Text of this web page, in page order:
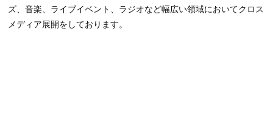
ズ、音楽、ライブイベント、ラジオなど幅広い領域においてクロス
メディア展開をしております。